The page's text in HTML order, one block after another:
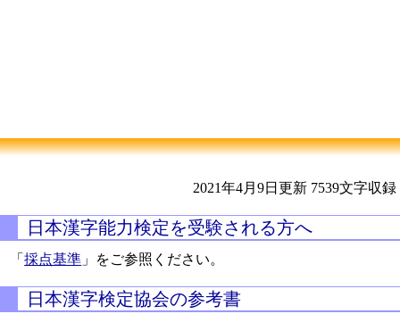
2021年4月9日更新 7539文字収録
日本漢字能力検定を受験される方へ
「採点基準 」をご参照ください。
日本漢字検定協会の参考書